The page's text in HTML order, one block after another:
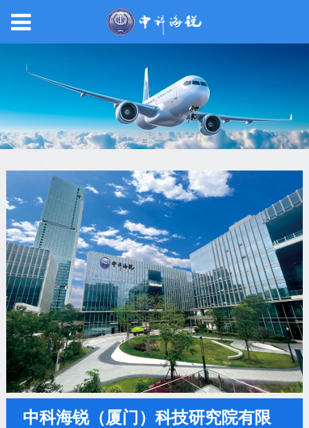
中科海锐（厦门）科技研究院有限